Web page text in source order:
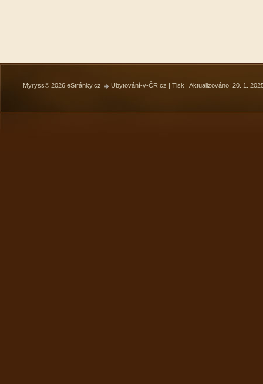
Myryss© 2026 eStránky.cz Ubytování-v-ČR.cz | Tisk | Aktualizováno: 20. 1.